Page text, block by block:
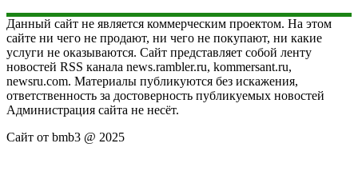
Данный сайт не является коммерческим проектом. На этом
сайте ни чего не продают, ни чего не покупают, ни какие
услуги не оказываются. Сайт представляет собой ленту
новостей RSS канала news.rambler.ru, kommersant.ru,
newsru.com. Материалы публикуются без искажения,
ответственность за достоверность публикуемых новостей
Администрация сайта не несёт.
Сайт от bmb3 @ 2025